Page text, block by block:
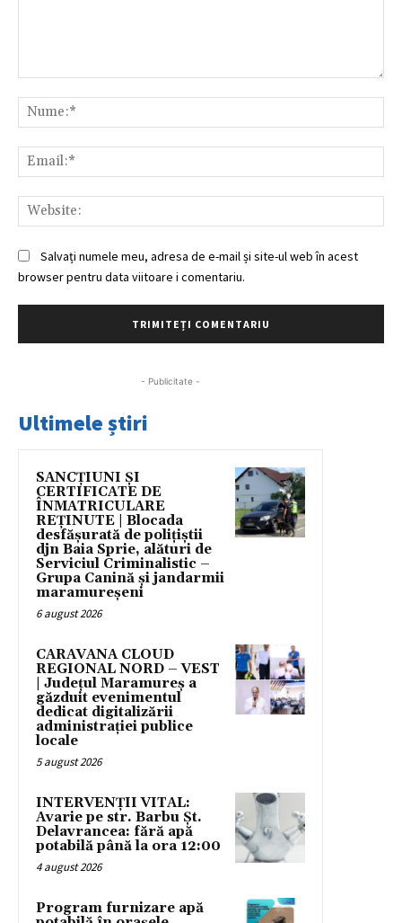
Salvați numele meu, adresa de e-mail și site-ul web în acest
browser pentru data viitoare i comentariu.
- Publicitate -
Ultimele știri
SANCȚIUNI ȘI
CERTIFICATE DE
ÎNMATRICULARE
REȚINUTE | Blocada
desfășurată de polițiștii
djn Baia Sprie, alături de
Serviciul Criminalistic –
Grupa Canină și jandarmii
maramureșeni
6 august 2026
CARAVANA CLOUD
REGIONAL NORD – VEST
| Județul Maramureș a
găzduit evenimentul
dedicat digitalizării
administrației publice
locale
5 august 2026
INTERVENȚII VITAL:
Avarie pe str. Barbu Șt.
Delavrancea: fără apă
potabilă până la ora 12:00
4 august 2026
Program furnizare apă